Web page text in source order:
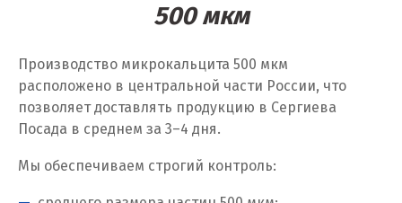
Ч
Чебаркуль
500 мкм
Производство микрокальцита 500 мкм
расположено в центральной части России, что
позволяет доставлять продукцию в Сергиева
Посада в среднем за 3–4 дня.
Мы обеспечиваем строгий контроль: